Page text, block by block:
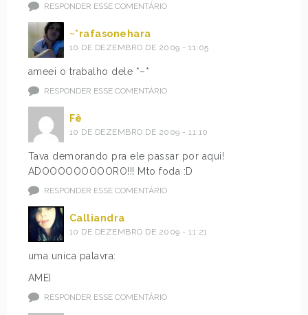
RESPONDER ESSE COMENTÁRIO
~*rafasonehara
10 DE DEZEMBRO DE 2009 - 11:05
ameei o trabalho dele *–*
RESPONDER ESSE COMENTÁRIO
Fê
10 DE DEZEMBRO DE 2009 - 11:10
Tava demorando pra ele passar por aqui!
ADOOOOOOOOORO!!! Mto foda :D
RESPONDER ESSE COMENTÁRIO
Calliandra
10 DE DEZEMBRO DE 2009 - 11:21
uma unica palavra:
AMEI
RESPONDER ESSE COMENTÁRIO